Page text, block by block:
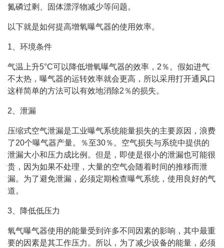
氮磷过剩、固体漂浮物减少等问题。
以下就是如何提高增氧曝气器的使用效率。
1、环境条件
气温上升5°C可以降低增氧曝气器的效率，2％。假如进气
不太热，曝气器的运转效率就会更高，所以采用打开通风口
这样简单的方法可以有效地消除2％的损失。
2、泄漏
压缩式空气泄漏是工业曝气系统能量损失的主要原因，浪费
了20个曝气器产量。％至30％。空气损失与系统中提供的
泄漏大小和压力成比例。但是，即使是很小的泄漏也可能很
贵，因为如果不处理，大量的空气会随着时间的推移而泄
漏。为了避免泄漏，必须定期检查曝气系统，使用良好的气
道。
3、降低低压力
氧气曝气器使用的能量受到许多不同因素的影响，其中最重
要的因素是其工作压力。所以，为了减少设备的能量，必须